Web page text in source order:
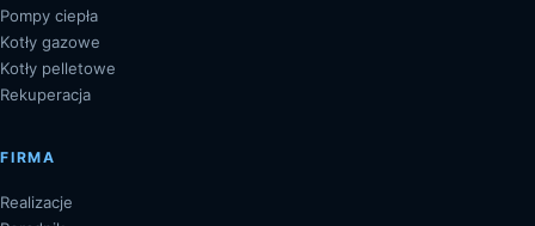
Pompy ciepła
Kotły gazowe
Kotły pelletowe
Rekuperacja
FIRMA
Realizacje